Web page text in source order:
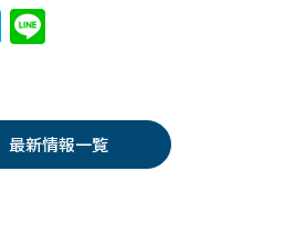
H
n
a
最新情報一覧